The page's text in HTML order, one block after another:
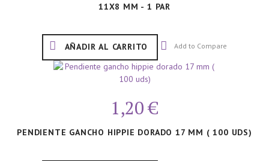
11X8 MM - 1 PAR
AÑADIR AL CARRITO Add to Compare
1,20 €
PENDIENTE GANCHO HIPPIE DORADO 17 MM ( 100 UDS)